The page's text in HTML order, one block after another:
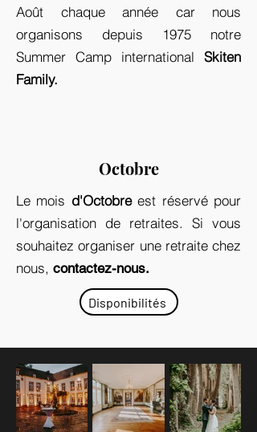
Août chaque année car nous
organisons depuis 1975 notre
Summer Camp international Skiten
Family.
Octobre
Le mois d'Octobreest réservé pour
l'organisation de retraites. Si vous
souhaitez organiser une retraite chez
nous, contactez-nous.
Disponibilités